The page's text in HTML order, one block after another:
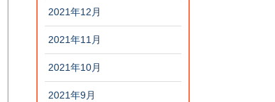
2021年12月
2021年11月
2021年10月
2021年9月